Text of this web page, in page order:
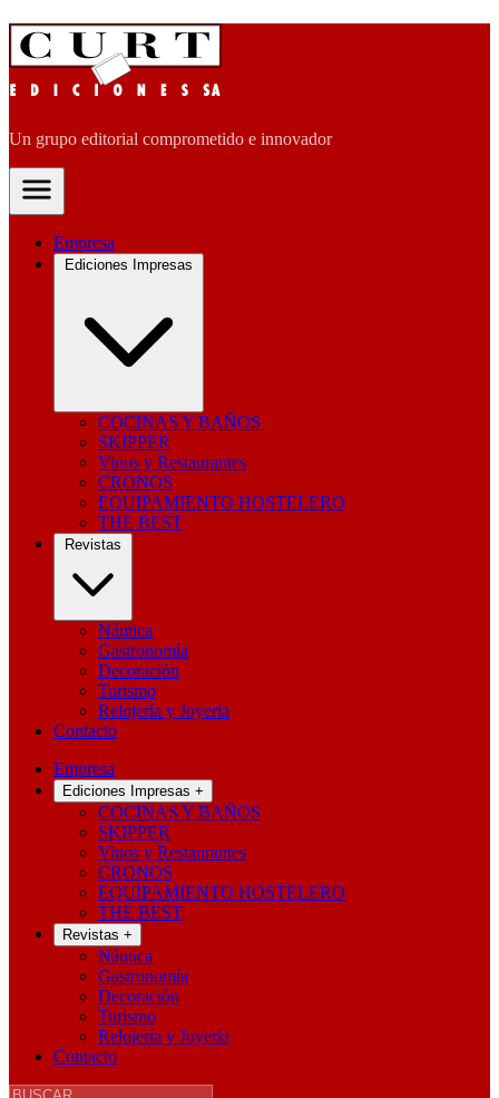
Un grupo editorial comprometido e innovador
Empresa
Ediciones Impresas
COCINAS Y BAÑOS
SKIPPER
Vinos y Restaurantes
CRONOS
EQUIPAMIENTO HOSTELERO
THE BEST
Revistas
Náutica
Gastronomía
Decoración
Turismo
Relojería y Joyería
Contacto
Empresa
Ediciones Impresas +
COCINAS Y BAÑOS
SKIPPER
Vinos y Restaurantes
CRONOS
EQUIPAMIENTO HOSTELERO
THE BEST
Revistas +
Náutica
Gastronomía
Decoración
Turismo
Relojería y Joyería
Contacto